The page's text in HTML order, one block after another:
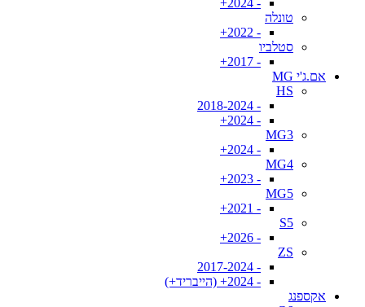
- 2024+
טונלה
- 2022+
סטלביו
- 2017+
אם.ג'י MG
HS
- 2018-2024
- 2024+
MG3
- 2024+
MG4
- 2023+
MG5
- 2021+
S5
- 2026+
ZS
- 2017-2024
- 2024+ (הייבריד+)
אקספנג